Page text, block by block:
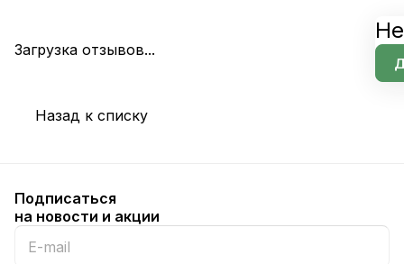
Загрузка отзывов...
Назад к списку
Подписаться
на новости и акции